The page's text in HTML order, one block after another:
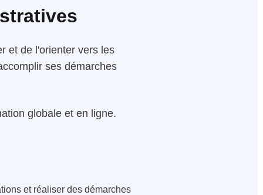
et de l'orienter vers les
ses démarches
globale et en ligne.
et réaliser des démarches